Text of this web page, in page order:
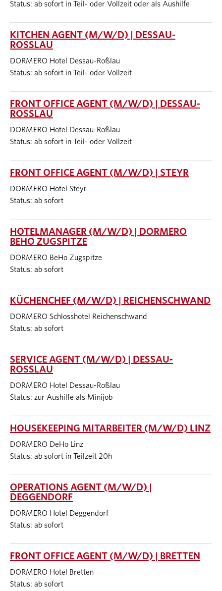
Status: ab sofort in Teil- oder Vollzeit oder als Aushilfe
KITCHEN AGENT (M/W/D) | DESSAU-
ROSSLAU
DORMERO Hotel Dessau-Roßlau
Status: ab sofort in Teil- oder Vollzeit
FRONT OFFICE AGENT (M/W/D) | DESSAU-
ROSSLAU
DORMERO Hotel Dessau-Roßlau
Status: ab sofort in Teil- oder Vollzeit
FRONT OFFICE AGENT (M/W/D) | STEYR
DORMERO Hotel Steyr
Status: ab sofort
HOTELMANAGER (M/W/D) | DORMERO
BEHO ZUGSPITZE
DORMERO BeHo Zugspitze
Status: ab sofort
KÜCHENCHEF (M/W/D) | REICHENSCHWAND
DORMERO Schlosshotel Reichenschwand
Status: ab sofort
SERVICE AGENT (M/W/D) | DESSAU-
ROSSLAU
DORMERO Hotel Dessau-Roßlau
Status: zur Aushilfe als Minijob
HOUSEKEEPING MITARBEITER (M/W/D) LINZ
DORMERO DeHo Linz
Status: ab sofort in Teilzeit 20h
OPERATIONS AGENT (M/W/D) |
DEGGENDORF
DORMERO Hotel Deggendorf
Status: ab sofort
FRONT OFFICE AGENT (M/W/D) | BRETTEN
DORMERO Hotel Bretten
Status: ab sofort